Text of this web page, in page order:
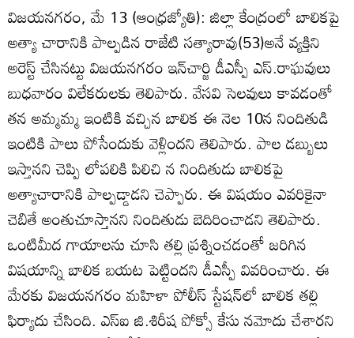
విజయనగరం, మే 13 (ఆంధ్రజ్యోతి): జిల్లా కేంద్రంలో బాలికపై
అత్యా చారానికి పాల్పడిన రాజేటి సత్యారావు(53)అనే వ్యక్తిని
అరెస్ట్‌ చేసినట్టు విజయనగరం ఇన్‌చార్జి డీఎస్పీ ఎస్‌.రాఘవులు
బుధవారం విలేకరులకు తెలిపారు. వేసవి సెలవులు కావడంతో
తన అమ్మమ్మ ఇంటికి వచ్చిన బాలిక ఈ నెల 10న నిందితుడి
ఇంటికి పాలు పోసేందుకు వెళ్లిందని తెలిపారు. పాల డబ్బులు
ఇస్తానని చెప్పి లోపలికి పిలిచి న నిందితుడు బాలికపై
అత్యాచారానికి పాల్పడ్డాడని చెప్పారు. ఈ విషయం ఎవరికైనా
చెబితే అంతుచూస్తానని నిందితుడు బెదిరించాడని తెలిపారు.
ఒంటిమీద గాయాలను చూసి తల్లి ప్రశ్నించడంతో జరిగిన
విషయాన్ని బాలిక బయట పెట్టిందని డీఎస్పీ వివరించారు. ఈ
మేరకు విజయనగరం మహిళా పోలీస్‌ స్టేషన్‌లో బాలిక తల్లి
ఫిర్యాదు చేసింది. ఎస్‌ఐ జి.శిరీష పోక్సో కేసు నమోదు చేశారని